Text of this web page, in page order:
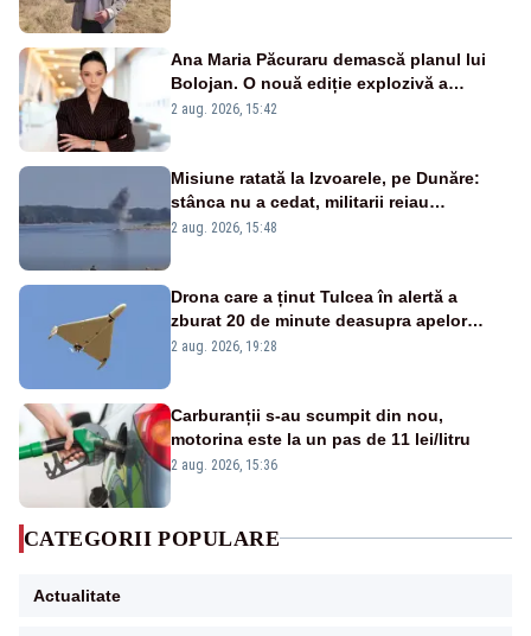
Ana Maria Păcuraru demască planul lui
Bolojan. O nouă ediție explozivă a
emisiunii „Miza Zilei” la Realitatea PLUS
2 aug. 2026, 15:42
Misiune ratată la Izvoarele, pe Dunăre:
stânca nu a cedat, militarii reiau
detonările luni – VIDEO
2 aug. 2026, 15:48
Drona care a ținut Tulcea în alertă a
zburat 20 de minute deasupra apelor
României. Au fost ridicate două F-16
2 aug. 2026, 19:28
Carburanții s-au scumpit din nou,
motorina este la un pas de 11 lei/litru
2 aug. 2026, 15:36
CATEGORII POPULARE
Actualitate